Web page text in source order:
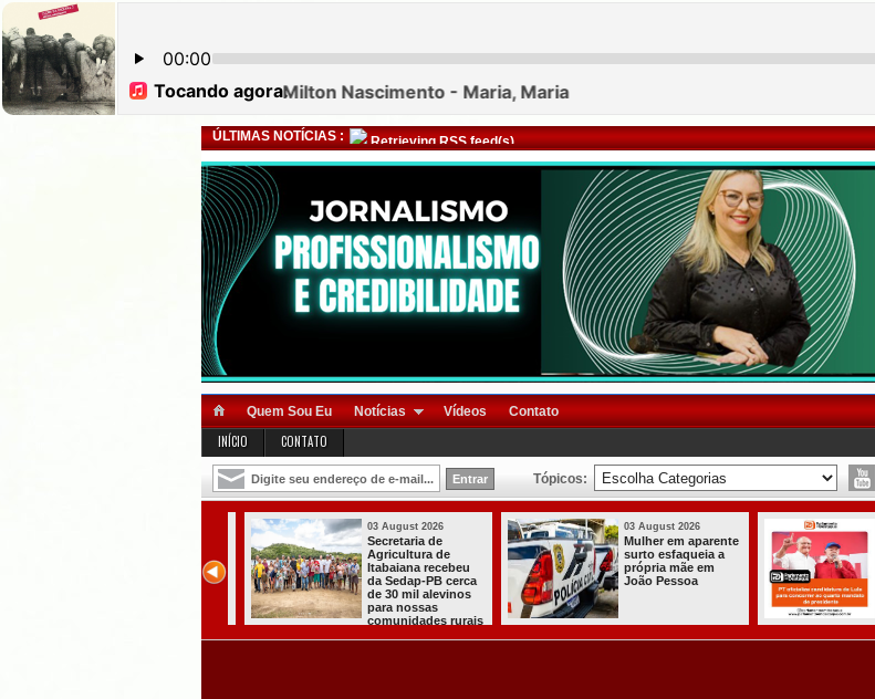
ÚLTIMAS NOTÍCIAS : Retrieving RSS feed(s)
Quem Sou Eu Notícias Vídeos Contato
INÍCIO CONTATO
Tópicos:
Itabaiana recebeu
da Sedap-PB cerca
03 August 2026
Mulher em aparente
surto esfaqueia a
própria mãe em
João Pessoa
03 August 2026
PT oficializa
candidatura de Lula
para concorrer ao
quarto mandato de
presidente